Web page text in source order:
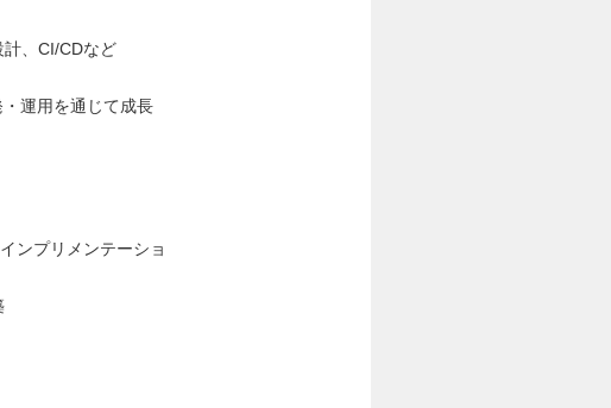
計、CI/CDなど
運用を通じて成長
ンプリメンテーショ